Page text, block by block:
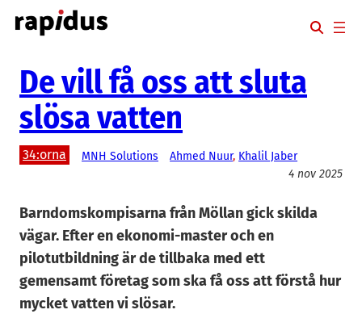
Hoppa
till
De vill få oss att sluta
slösa vatten
34:orna MNH Solutions Ahmed Nuur, Khalil Jaber
4 nov 2025
Barndomskompisarna från Möllan gick skilda
vägar. Efter en ekonomi-master och en
pilotutbildning är de tillbaka med ett
gemensamt företag som ska få oss att förstå hur
mycket vatten vi slösar.